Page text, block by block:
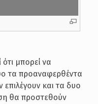
μπορεί να
τα προαναφερθέντα
επιλέγουν και τα δυο
θα προστεθούν